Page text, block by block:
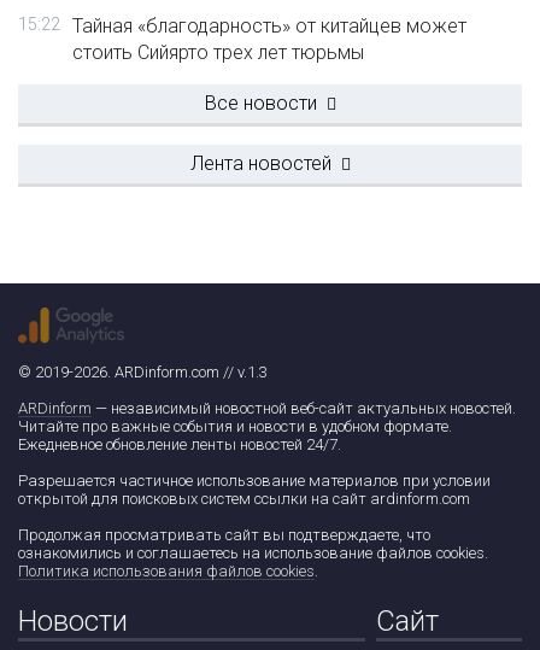
15:22
Тайная «благодарность» от китайцев может
стоить Сийярто трех лет тюрьмы
Все новости
Лента новостей
© 2019-2026. ARDinform.com // v.1.3
ARDinform — независимый новостной веб-сайт актуальных новостей.
Читайте про важные события и новости в удобном формате.
Ежедневное обновление ленты новостей 24/7.
Разрешается частичное использование материалов при условии
открытой для поисковых систем ссылки на сайт ardinform.com
Продолжая просматривать сайт вы подтверждаете, что
ознакомились и соглашаетесь на использование файлов cookies.
Политика использования файлов cookies.
Новости Сайт